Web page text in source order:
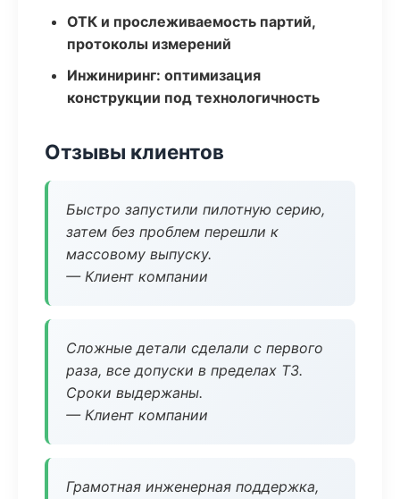
ОТК и прослеживаемость партий,
протоколы измерений
Инжиниринг: оптимизация
конструкции под технологичность
Отзывы клиентов
Быстро запустили пилотную серию,
затем без проблем перешли к
массовому выпуску.
— Клиент компании
Сложные детали сделали с первого
раза, все допуски в пределах ТЗ.
Сроки выдержаны.
— Клиент компании
Грамотная инженерная поддержка,